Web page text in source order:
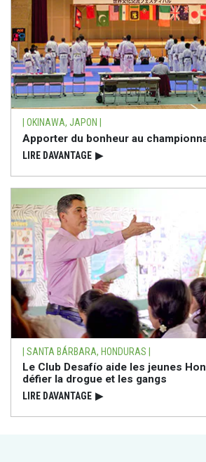
| OKINAWA, JAPON |
Apporter du bonheur au
LIRE DAVANTAGE ▶
| SANTA BÁRBARA, HONDURAS |
Le Club Desafío aide les jeunes
défier la drogue et les gangs
LIRE DAVANTAGE ▶